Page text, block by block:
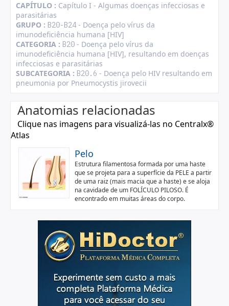
CAPÍTULO : Capítulo I - Algumas doenças infecciosas e
parasitárias
GRUPO : B20-B24- Doença pelo vírus da
imunodeficiência humana [HIV]
CATEGORIA : B20 - Doença pelo vírus da
imunodeficiência humana [HIV], resultando em doenças
infecciosas e parasitárias
SUBCATEGORIA : B20.6 - Doença pelo HIV resultando em
pneumonia por Pneumocystis jirovecii
Anatomias relacionadas
Clique nas imagens para visualizá-las no Centralx®
Atlas
Pelo
Estrutura filamentosa formada por uma haste
que se projeta para a superfície da PELE a partir
de uma raiz (mais macia que a haste) e se aloja
na cavidade de um FOLÍCULO PILOSO. É
encontrado em muitas áreas do corpo.